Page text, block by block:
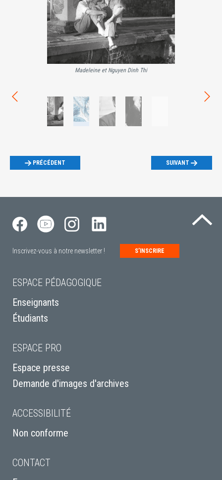
Madeleine et Nguyen Dinh Thi
PRÉCÉDENT SUIVANT
Inscrivez-vous à notre newsletter ! S’INSCRIRE
ESPACE PÉDAGOGIQUE
Enseignants
Étudiants
ESPACE PRO
Espace presse
Demande d'images d'archives
ACCESSIBILITÉ
Non conforme
CONTACT